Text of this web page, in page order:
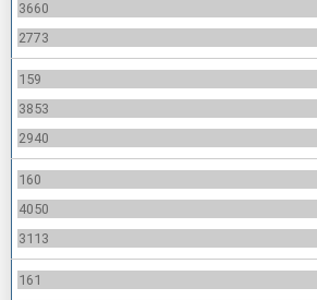
3660
2773
159
3853
2940
160
4050
3113
161